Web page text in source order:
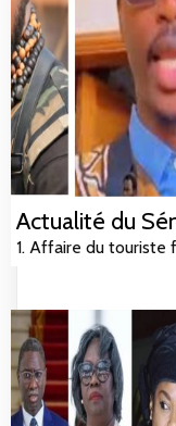
Actualité du
1. Affaire du touriste